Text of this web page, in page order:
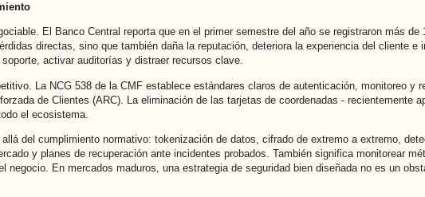
El Banco Central reporta que en el primer semestre del año se registraron más
directas, sino que también daña la reputación, deteriora la experiencia del cliente
activar auditorías y distraer recursos clave.
La NCG 538 de la CMF establece estándares claros de autenticación, monitoreo y
de Clientes (ARC). La eliminación de las tarjetas de coordenadas - recientemente
el ecosistema.
del cumplimiento normativo: tokenización de datos, cifrado de extremo a extremo,
y planes de recuperación ante incidentes probados. También significa monitorear
negocio. En mercados maduros, una estrategia de seguridad bien diseñada no es un